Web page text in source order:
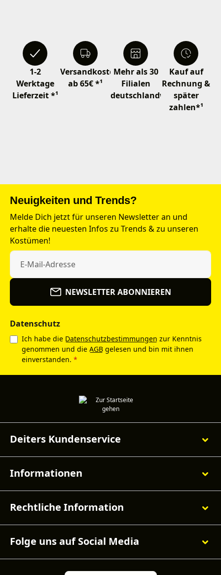
1-2
Werktage
Lieferzeit *¹
Versandkostenfrei
ab 65€ *¹
Mehr als 30
Filialen
deutschlandweit
Kauf auf
Rechnung &
später
zahlen*¹
Neuigkeiten und Trends?
Melde Dich jetzt für unseren Newsletter an und
erhalte die neuesten Infos zu Trends & zu unseren
Kostümen!
NEWSLETTER ABONNIEREN
Datenschutz
Ich habe die Datenschutzbestimmungen zur Kenntnis
genommen und die AGB gelesen und bin mit ihnen
einverstanden. *
Deiters Kundenservice
Informationen
Rechtliche Information
Folge uns auf Social Media